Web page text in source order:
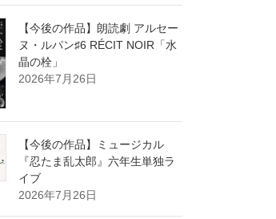
【今後の作品】朗読劇 アルセー
ヌ・ルパン♯6 RÉCIT NOIR「水
晶の栓」
2026年7月26日
【今後の作品】ミュージカル
『忍たま乱太郎』六年生単独ラ
イブ
2026年7月26日